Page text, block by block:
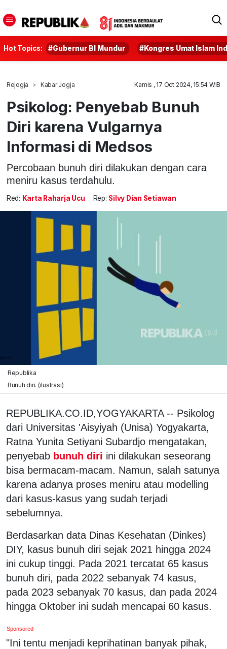
Hot Topics: #Gubernur BI Mundur #Kongres Umat Islam
Rejogja Kabar Jogja Kamis , 17 Oct 2024, 15:54 WIB
Psikolog: Penyebab Bunuh
Diri karena Vulgarnya
Informasi di Medsos
Percobaan bunuh diri dilakukan dengan cara
meniru kasus terdahulu.
Red: Karta Raharja Ucu Rep: Silvy Dian Setiawan
Republika
Bunuh diri. (ilustrasi)
REPUBLIKA.CO.ID,YOGYAKARTA -- Psikolog
dari Universitas 'Aisyiyah (Unisa) Yogyakarta,
Ratna Yunita Setiyani Subardjo mengatakan,
penyebab bunuh diri ini dilakukan seseorang
bisa bermacam-macam. Namun, salah satunya
karena adanya proses meniru atau modelling
dari kasus-kasus yang sudah terjadi
sebelumnya.
Berdasarkan data Dinas Kesehatan (Dinkes)
DIY, kasus bunuh diri sejak 2021 hingga 2024
ini cukup tinggi. Pada 2021 tercatat 65 kasus
bunuh diri, pada 2022 sebanyak 74 kasus,
pada 2023 sebanyak 70 kasus, dan pada 2024
hingga Oktober ini sudah mencapai 60 kasus.
Sponsored
"Ini tentu menjadi keprihatinan banyak pihak,